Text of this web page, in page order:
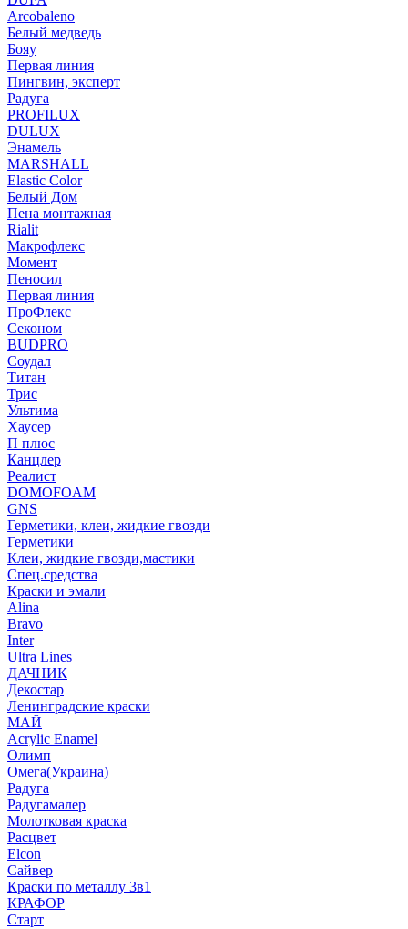
Arcobaleno
Белый медведь
Бояу
Первая линия
Пингвин, эксперт
Радуга
PROFILUX
DULUX
Энамель
MARSHALL
Elastic Color
Белый Дом
Пена монтажная
Rialit
Макрофлекс
Момент
Пеносил
Первая линия
ПроФлекс
Секоном
BUDPRO
Соудал
Титан
Трис
Ультима
Хаусер
П плюс
Канцлер
Реалист
DOMOFOAM
GNS
Герметики, клеи, жидкие гвозди
Герметики
Клеи, жидкие гвозди,мастики
Спец.средства
Краски и эмали
Alina
Bravo
Inter
Ultra Lines
ДАЧНИК
Декостар
Ленинградские краски
МАЙ
Acrylic Enamel
Олимп
Омега(Украина)
Радуга
Радугамалер
Молотковая краска
Расцвет
Elcon
Сайвер
Краски по металлу 3в1
КРАФОР
Старт